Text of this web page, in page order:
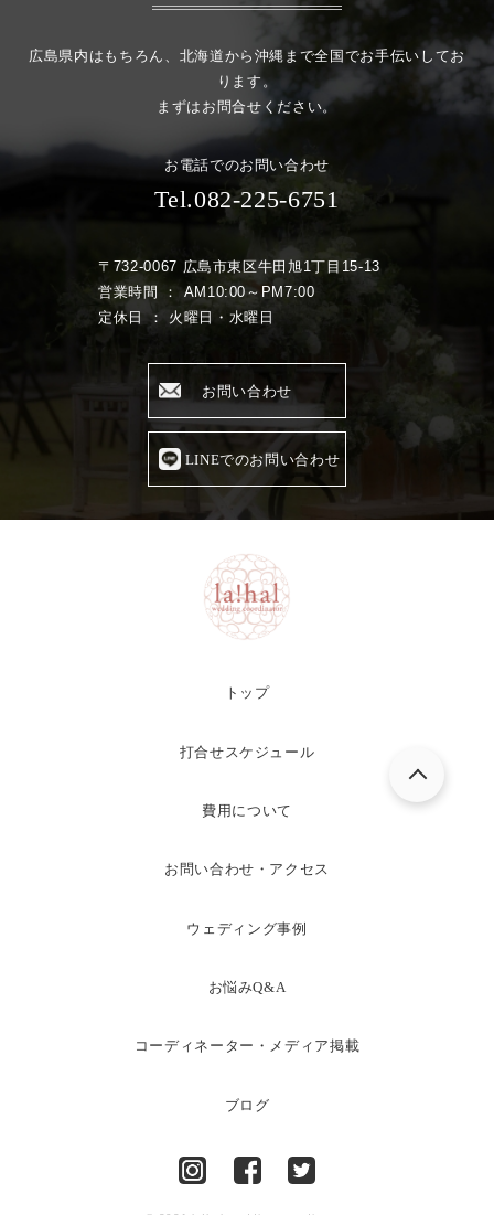
広島県内はもちろん、北海道から沖縄まで全国でお手伝いしてお
ります。
まずはお問合せください。
お電話でのお問い合わせ
Tel.082-225-6751
〒732-0067 広島市東区牛田旭1丁目15-13
営業時間 ： AM10:00～PM7:00
定休日 ： 火曜日・水曜日
お問い合わせ
LINEでのお問い合わせ
トップ
打合せスケジュール
費用について
お問い合わせ・アクセス
ウェディング事例
お悩みQ&A
コーディネーター・メディア掲載
ブログ